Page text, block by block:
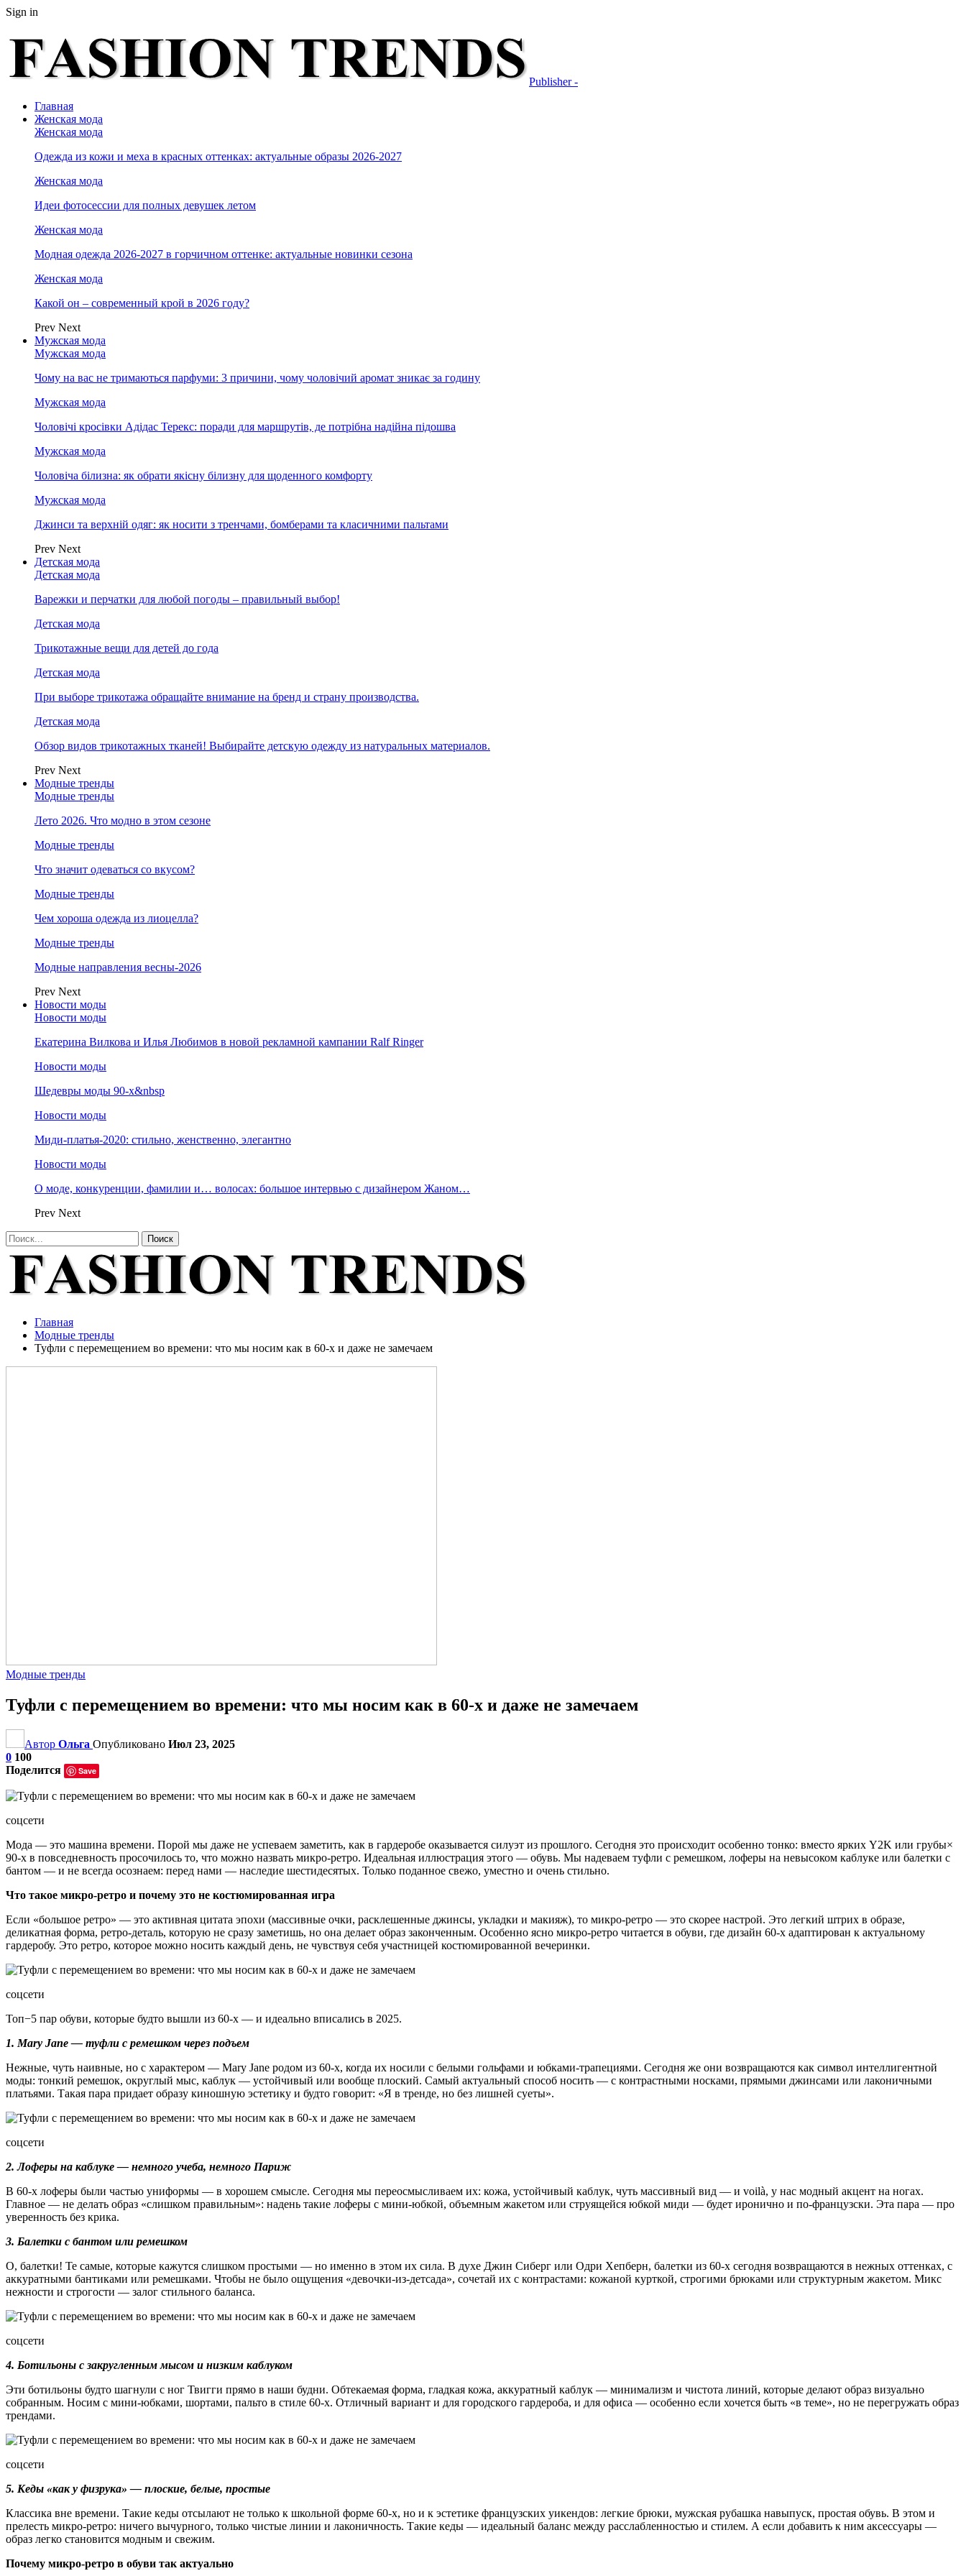
Sign in
Publisher -
Главная
Женская мода
Женская мода
Одежда из кожи и меха в красных оттенках: актуальные образы 2026-2027
Женская мода
Идеи фотосессии для полных девушек летом
Женская мода
Модная одежда 2026-2027 в горчичном оттенке: актуальные новинки сезона
Женская мода
Какой он – современный крой в 2026 году?
Prev Next
Мужская мода
Мужская мода
Чому на вас не тримаються парфуми: 3 причини, чому чоловічий аромат зникає за годину
Мужская мода
Чоловічі кросівки Адідас Терекс: поради для маршрутів, де потрібна надійна підошва
Мужская мода
Чоловіча білизна: як обрати якісну білизну для щоденного комфорту
Мужская мода
Джинси та верхній одяг: як носити з тренчами, бомберами та класичними пальтами
Prev Next
Детская мода
Детская мода
Варежки и перчатки для любой погоды – правильный выбор!
Детская мода
Трикотажные вещи для детей до года
Детская мода
При выборе трикотажа обращайте внимание на бренд и страну производства.
Детская мода
Обзор видов трикотажных тканей! Выбирайте детскую одежду из натуральных материалов.
Prev Next
Модные тренды
Модные тренды
Лето 2026. Что модно в этом сезоне
Модные тренды
Что значит одеваться со вкусом?
Модные тренды
Чем хороша одежда из лиоцелла?
Модные тренды
Модные направления весны-2026
Prev Next
Новости моды
Новости моды
Екатерина Вилкова и Илья Любимов в новой рекламной кампании Ralf Ringer
Новости моды
Шедевры моды 90-х&nbsp
Новости моды
Миди-платья-2020: стильно, женственно, элегантно
Новости моды
О моде, конкуренции, фамилии и… волосах: большое интервью с дизайнером Жаном…
Prev Next
Главная
Модные тренды
Туфли с перемещением во времени: что мы носим как в 60-х и даже не замечаем
Модные тренды
Туфли с перемещением во времени: что мы носим как в 60-х и даже не замечаем
Автор Ольга Опубликовано Июл 23, 2025
0 100
Поделится
Save
соцсети
Мода — это машина времени. Порой мы даже не успеваем заметить, как в гардеробе оказывается силуэт из прошлого. Сегодня это происходит особенно тонко: вместо ярких Y2K или грубы×
90-х в повседневность просочилось то, что можно назвать микро-ретро. Идеальная иллюстрация этого — обувь. Мы надеваем туфли с ремешком, лоферы на невысоком каблуке или балетки с
бантом — и не всегда осознаем: перед нами — наследие шестидесятых. Только поданное свежо, уместно и очень стильно.
Что такое микро-ретро и почему это не костюмированная игра
Если «большое ретро» — это активная цитата эпохи (массивные очки, расклешенные джинсы, укладки и макияж), то микро-ретро — это скорее настрой. Это легкий штрих в образе,
деликатная форма, ретро-деталь, которую не сразу заметишь, но она делает образ законченным. Особенно ясно микро-ретро читается в обуви, где дизайн 60-х адаптирован к актуальному
гардеробу. Это ретро, которое можно носить каждый день, не чувствуя себя участницей костюмированной вечеринки.
соцсети
Топ−5 пар обуви, которые будто вышли из 60-х — и идеально вписались в 2025.
1. Mary Jane — туфли с ремешком через подъем
Нежные, чуть наивные, но с характером — Mary Jane родом из 60-х, когда их носили с белыми гольфами и юбками-трапециями. Сегодня же они возвращаются как символ интеллигентной
моды: тонкий ремешок, округлый мыс, каблук — устойчивый или вообще плоский. Самый актуальный способ носить — с контрастными носками, прямыми джинсами или лаконичными
платьями. Такая пара придает образу киношную эстетику и будто говорит: «Я в тренде, но без лишней суеты».
соцсети
2. Лоферы на каблуке — немного учеба, немного Париж
В 60-х лоферы были частью униформы — в хорошем смысле. Сегодня мы переосмысливаем их: кожа, устойчивый каблук, чуть массивный вид — и voilà, у нас модный акцент на ногах.
Главное — не делать образ «слишком правильным»: надень такие лоферы с мини-юбкой, объемным жакетом или струящейся юбкой миди — будет иронично и по-французски. Эта пара — про
уверенность без крика.
3. Балетки с бантом или ремешком
О, балетки! Те самые, которые кажутся слишком простыми — но именно в этом их сила. В духе Джин Сиберг или Одри Хепберн, балетки из 60-х сегодня возвращаются в нежных оттенках, с
аккуратными бантиками или ремешками. Чтобы не было ощущения «девочки-из-детсада», сочетай их с контрастами: кожаной курткой, строгими брюками или структурным жакетом. Микс
нежности и строгости — залог стильного баланса.
соцсети
4. Ботильоны с закругленным мысом и низким каблуком
Эти ботильоны будто шагнули с ног Твигги прямо в наши будни. Обтекаемая форма, гладкая кожа, аккуратный каблук — минимализм и чистота линий, которые делают образ визуально
собранным. Носим с мини-юбками, шортами, пальто в стиле 60-х. Отличный вариант и для городского гардероба, и для офиса — особенно если хочется быть «в теме», но не перегружать образ
трендами.
соцсети
5. Кеды «как у физрука» — плоские, белые, простые
Классика вне времени. Такие кеды отсылают не только к школьной форме 60-х, но и к эстетике французских уикендов: легкие брюки, мужская рубашка навыпуск, простая обувь. В этом и
прелесть микро-ретро: ничего вычурного, только чистые линии и лаконичность. Такие кеды — идеальный баланс между расслабленностью и стилем. А если добавить к ним аксессуары —
образ легко становится модным и свежим.
Почему микро-ретро в обуви так актуально